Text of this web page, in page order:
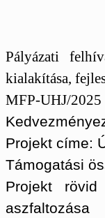
Pályázati
kialakítása,
MFP-UHJ/2025
Projekt címe:
Támogatási
Projekt rövid
aszfaltozása